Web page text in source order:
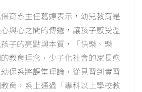
育系主任葛婷表示，幼兒教育是
心與心之間的傳遞，讓孩子感受溫
子的亮點與本質，「快樂、樂
教育理念，少子化社會的家長愈
保系將課堂理論，從見習到實習
育，系上通過「專科以上學校教